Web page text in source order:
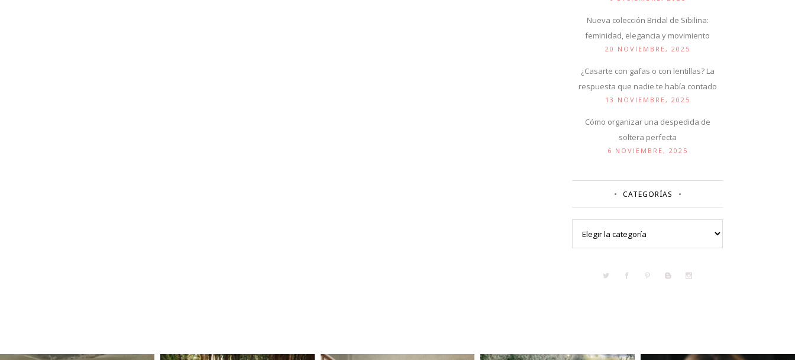
Nueva colección Bridal de Sibilina:
feminidad, elegancia y movimiento
20 NOVIEMBRE, 2025
¿Casarte con gafas o con lentillas? La
respuesta que nadie te había contado
13 NOVIEMBRE, 2025
Cómo organizar una despedida de
soltera perfecta
6 NOVIEMBRE, 2025
CATEGORÍAS